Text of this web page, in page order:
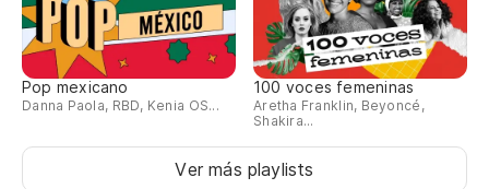
Pop mexicano
Danna Paola, RBD, Kenia OS...
100 voces femeninas
Aretha Franklin, Beyoncé,
Shakira...
Ver más playlists